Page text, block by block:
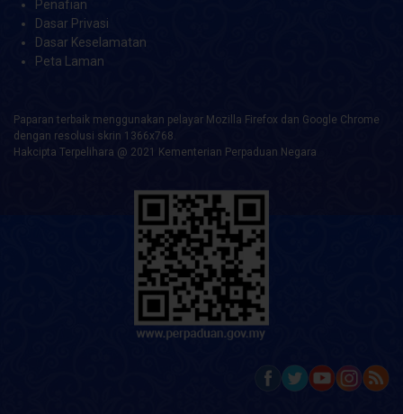
Penafian
Dasar Privasi
Dasar Keselamatan
Peta Laman
Paparan terbaik menggunakan pelayar Mozilla Firefox dan Google Chrome
dengan resolusi skrin 1366x768.
Hakcipta Terpelihara @ 2021 Kementerian Perpaduan Negara